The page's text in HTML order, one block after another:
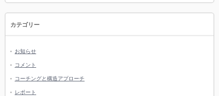
カテゴリー
お知らせ
コメント
コーチングと構造アプローチ
レポート